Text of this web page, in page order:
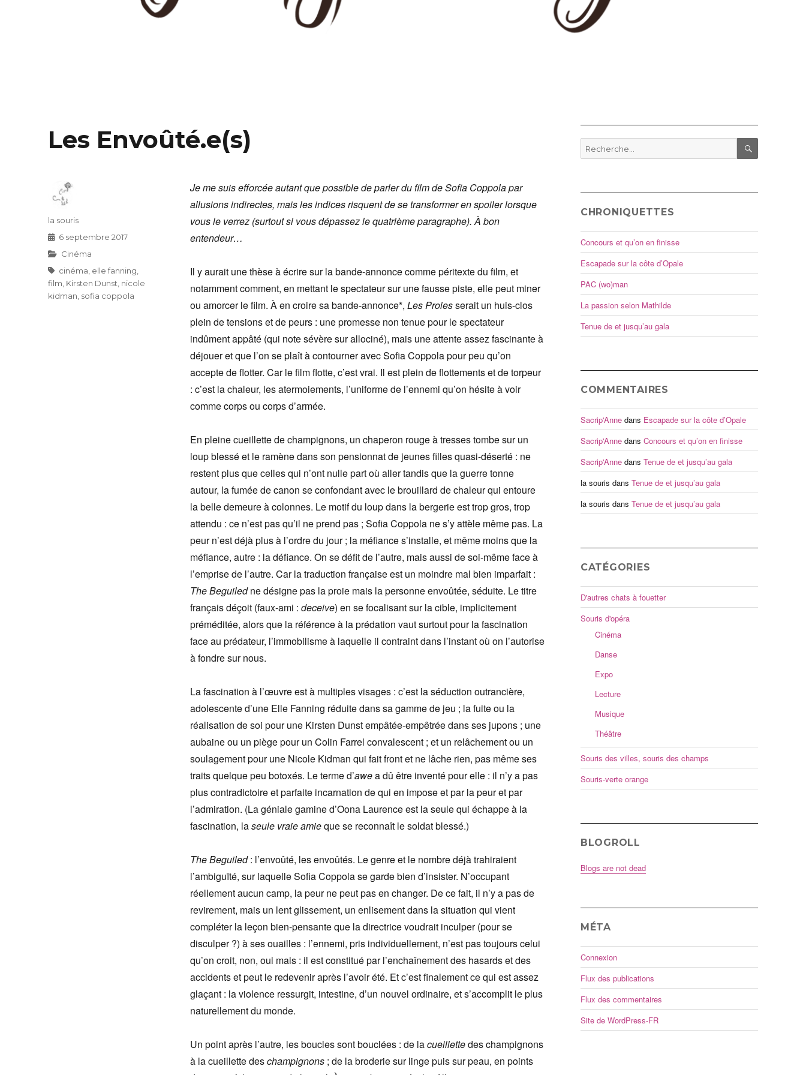
Les Envoûté.e(s)
Je me suis efforcée autant que possible de parler du film de Sofia Coppola par
allusions indirectes, mais les indices risquent de se transformer en spoiler lorsque
vous le verrez (surtout si vous dépassez le quatrième paragraphe). À bon
entendeur…
Il y aurait une thèse à écrire sur la bande-annonce comme péritexte du film, et
notamment comment, en mettant le spectateur sur une fausse piste, elle peut miner
ou amorcer le film. À en croire sa bande-annonce*, Les Proiesserait un huis-clos
plein de tensions et de peurs : une promesse non tenue pour le spectateur
indûment appâté (qui note sévère sur allociné), mais une attente assez fascinante à
déjouer et que l’on se plaît à contourner avec Sofia Coppola pour peu qu’on
accepte de flotter. Car le film flotte, c’est vrai. Il est plein de flottements et de torpeur
: c’est la chaleur, les atermoiements, l’uniforme de l’ennemi qu’on hésite à voir
comme corps ou corps d’armée.
En pleine cueillette de champignons, un chaperon rouge à tresses tombe sur un
loup blessé et le ramène dans son pensionnat de jeunes filles quasi-déserté : ne
restent plus que celles qui n’ont nulle part où aller tandis que la guerre tonne
autour, la fumée de canon se confondant avec le brouillard de chaleur qui entoure
la belle demeure à colonnes. Le motif du loup dans la bergerie est trop gros, trop
attendu : ce n’est pas qu’il ne prend pas ; Sofia Coppola ne s’y attèle même pas. La
peur n’est déjà plus à l’ordre du jour ; la méfiance s’installe, et même moins que la
méfiance, autre : la défiance. On se défit de l’autre, mais aussi de soi-même face à
l’emprise de l’autre. Car la traduction française est un moindre mal bien imparfait :
The Beguiledne désigne pas la proie mais la personne envoûtée, séduite. Le titre
français déçoit (faux-ami : deceive) en se focalisant sur la cible, implicitement
préméditée, alors que la référence à la prédation vaut surtout pour la fascination
face au prédateur, l’immobilisme à laquelle il contraint dans l’instant où on l’autorise
à fondre sur nous.
La fascination à l’œuvre est à multiples visages : c’est la séduction outrancière,
adolescente d’une Elle Fanning réduite dans sa gamme de jeu ; la fuite ou la
réalisation de soi pour une Kirsten Dunst empâtée-empêtrée dans ses jupons ; une
aubaine ou un piège pour un Colin Farrel convalescent ; et un relâchement ou un
soulagement pour une Nicole Kidman qui fait front et ne lâche rien, pas même ses
traits quelque peu botoxés. Le terme d’awea dû être inventé pour elle : il n’y a pas
plus contradictoire et parfaite incarnation de qui en impose et par la peur et par
l’admiration. (La géniale gamine d’Oona Laurence est la seule qui échappe à la
fascination, laseule vraie amieque se reconnaît le soldat blessé.)
The Beguiled: l’envoûté, les envoûtés. Le genre et le nombre déjà trahiraient
l’ambiguïté, sur laquelle Sofia Coppola se garde bien d’insister. N’occupant
réellement aucun camp, la peur ne peut pas en changer. De ce fait, il n’y a pas de
revirement, mais un lent glissement, un enlisement dans la situation qui vient
compléter la leçon bien-pensante que la directrice voudrait inculper (pour se
disculper ?) à ses ouailles : l’ennemi, pris individuellement, n’est pas toujours celui
qu’on croit, non, oui mais : il est constitué par l’enchaînement des hasards et des
accidents et peut le redevenir après l’avoir été. Et c’est finalement ce qui est assez
glaçant : la violence ressurgit, intestine, d’un nouvel ordinaire, et s’accomplit le plus
naturellement du monde.
Un point après l’autre, les boucles sont bouclées : de lacueillettedes champignons
à la cueillette deschampignons; de la broderie sur linge puis sur peau, en points
Auteur
la souris
Publié
le
6 septembre 2017
Catégories
Cinéma
Étiquettes
cinéma, elle fanning,
film, Kirsten Dunst, nicole
kidman, sofia coppola
Recherche
pour
CHRONIQUETTES
Concours et qu’on en finisse
Escapade sur la côte d’Opale
PAC (wo)man
La passion selon Mathilde
Tenue de et jusqu’au gala
COMMENTAIRES
Sacrip'Annedans Escapade sur la côte d’Opale
Sacrip'Annedans Concours et qu’on en finisse
Sacrip'Annedans Tenue de et jusqu’au gala
la souris dans Tenue de et jusqu’au gala
la souris dans Tenue de et jusqu’au gala
CATÉGORIES
D'autres chats à fouetter
Souris d'opéra
Cinéma
Danse
Expo
Lecture
Musique
Théâtre
Souris des villes, souris des champs
Souris-verte orange
BLOGROLL
Blogs are not dead
MÉTA
Connexion
Flux des publications
Flux des commentaires
Site de WordPress-FR